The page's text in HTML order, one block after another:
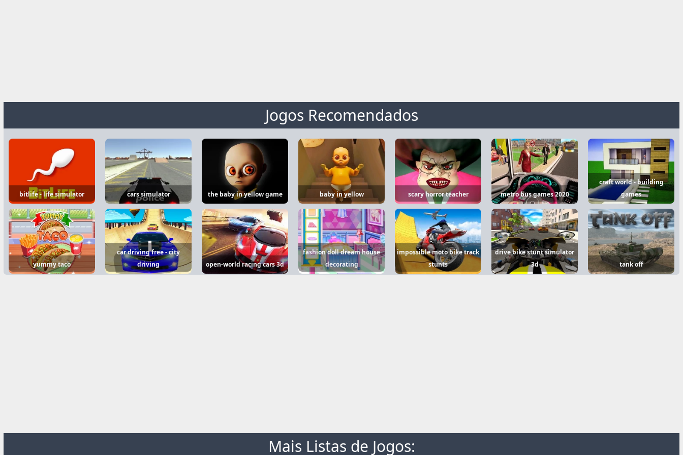
Jogos Recomendados
bitlife - life simulator cars simulator the baby in yellow game baby in yellow scary horror teacher metro bus games 2020
craft world - building
games
yummy taco
car driving free - city
driving
open-world racing cars 3d
fashion doll dream house
decorating
impossible moto bike track
stunts
drive bike stunt simulator
3d
tank off
Mais Listas de Jogos: